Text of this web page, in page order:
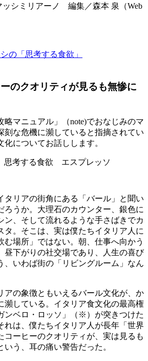
ッシミリアーノ 編集／森本 泉（Web
の「思考する食欲」
のクオリティが見るも無惨に
略マニュアル」（note)でおなじみのマ
刻な危機に瀕していると指摘されてい
についてお話しします。
タリアの街角にある「バール」と聞い
ろうか。大理石のカウンター、銀色に
ン、そして流れるような手さばきでカ
タ。そこは、実は僕たちイタリア人に
む場所」ではない。朝、仕事へ向かう
昼下がりの社交場であり、人生の喜び
、いわば街の「リビングルーム」なん
アの象徴ともいえるバール文化が、か
瀕している。イタリア食文化の最高権
ンベロ・ロッソ」（※）が突きつけた
れは、僕たちイタリア人が長年「世界
コーヒーのクオリティが、実は見るも
う、耳の痛い警告だった。